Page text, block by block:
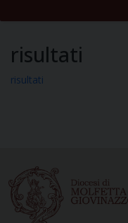
risultati
risultati